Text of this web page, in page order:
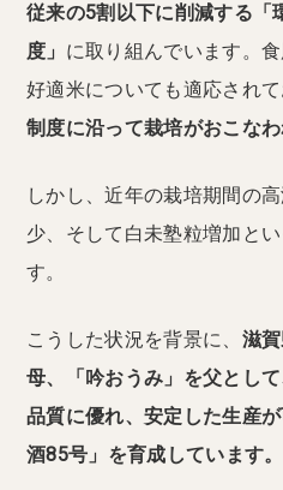
従来の5割以下に削減する「
度」 に取り組んでいます。
好適米についても適応されて
制度に沿って栽培がおこなわ
しかし、近年の栽培期間の
少、そして白未塾粒増加と
す。
こうした状況を背景に、 滋
母、「吟おうみ」を父とし
品質に優れ、安定した生産
酒85号」を育成しています。